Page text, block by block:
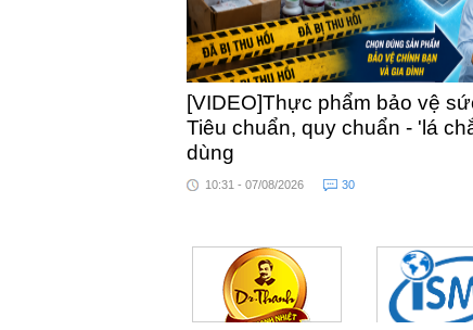
[VIDEO]Thực phẩm bảo vệ
Tiêu chuẩn, quy chuẩn - 'lá
dùng
10:31 - 07/08/2026 30